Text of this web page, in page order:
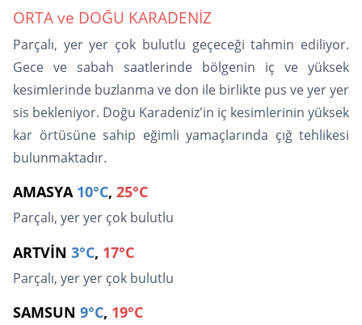
ORTA ve DOĞU KARADENİZ
Parçalı, yer yer çok bulutlu geçeceği tahmin ediliyor.
Gece ve sabah saatlerinde bölgenin iç ve yüksek
kesimlerinde buzlanma ve don ile birlikte pus ve yer yer
sis bekleniyor. Doğu Karadeniz'in iç kesimlerinin yüksek
kar örtüsüne sahip eğimli yamaçlarında çığ tehlikesi
bulunmaktadır.
AMASYA 10°C, 25°C
Parçalı, yer yer çok bulutlu
ARTVİN 3°C, 17°C
Parçalı, yer yer çok bulutlu
SAMSUN 9°C, 19°C